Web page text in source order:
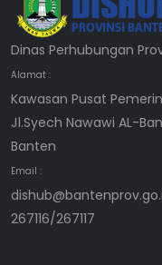
Dinas Perhubungan
Alamat :
Kawasan Pusat
Jl.Syech Nawawi AL-
Banten
Email :
267116/267117